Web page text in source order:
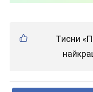
Тисни